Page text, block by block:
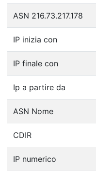
ASN 216.73.217.178
IP inizia con
IP finale con
Ip a partire da
ASN Nome
CDIR
IP numerico